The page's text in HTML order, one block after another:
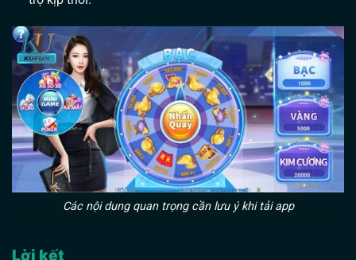
Các nội dung quan trọng cần lưu ý khi tải app
Lời kết